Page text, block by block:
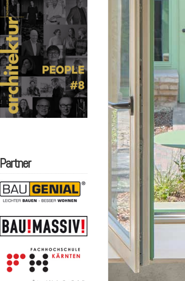
Partner